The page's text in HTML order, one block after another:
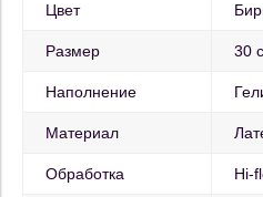
Цвет
Размер 30
Наполнение
Материал
Обработка Hi-